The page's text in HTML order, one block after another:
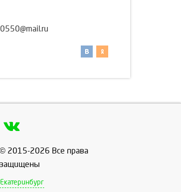
© 2015-2026 Все права
защищены
Екатеринбург